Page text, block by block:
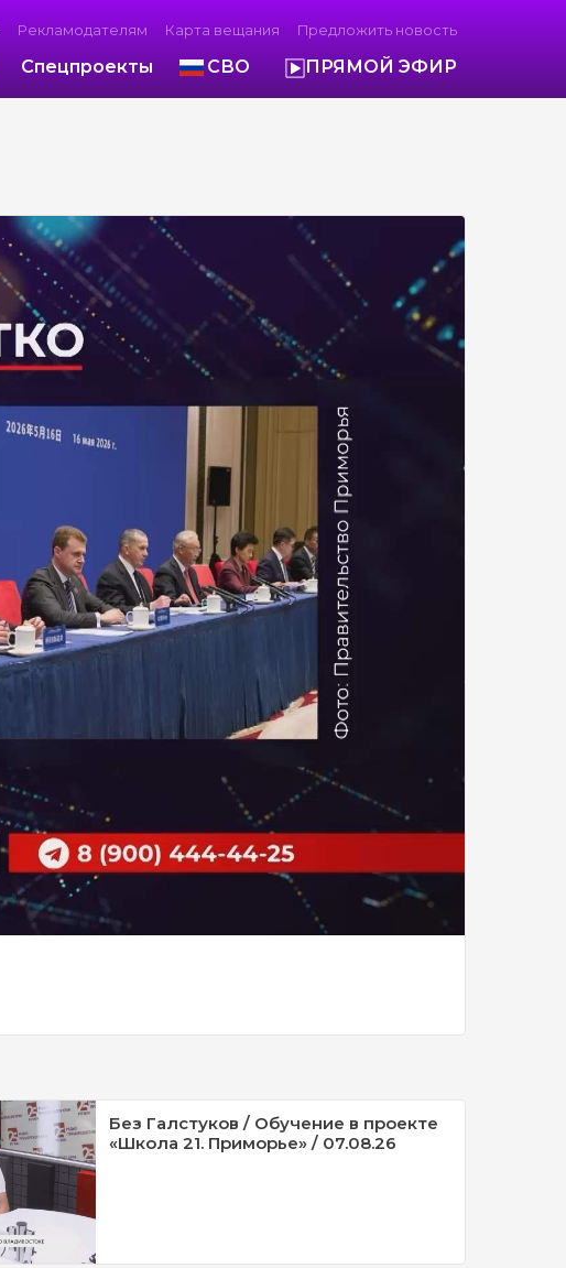
Рекламодателям Карта вещания Предложить новость
Спецпроекты СВО ПРЯМОЙ ЭФИР
Без Галстуков / Обучение в проекте
«Школа 21. Приморье» / 07.08.26